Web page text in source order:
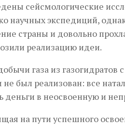
сейсмологические
научных экспедиций,
страны и довольно
реализацию идеи.
газа из газогидратов
не был реализован: все
деньги в неосвоенную и
на пути успешного